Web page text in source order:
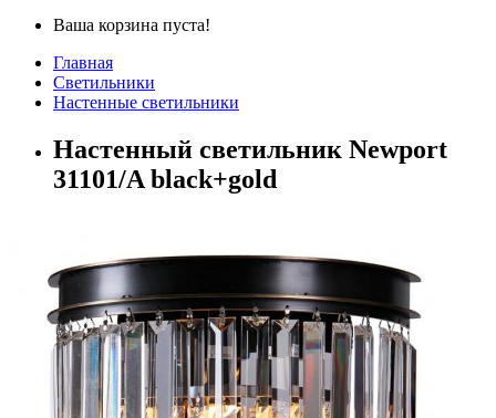
Ваша корзина пуста!
Главная
Светильники
Настенные светильники
Настенный светильник Newport
31101/A black+gold